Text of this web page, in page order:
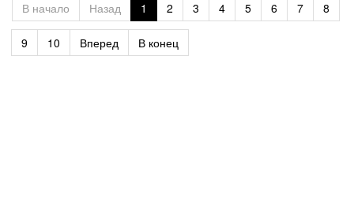
В начало Назад 1 2 3 4 5 6 7 8
9 10 Вперед В конец